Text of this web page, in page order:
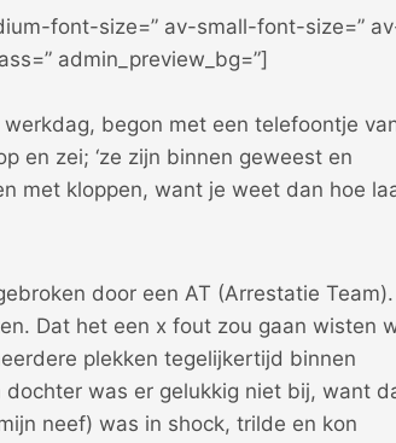
font-size=” av-small-font-size=”
admin_preview_bg=”]
begon met een telefoontje
en zei; ‘ze zijn binnen geweest en
met kloppen, want je weet dan hoe
door een AT (Arrestatie Team).
Dat het een x fout zou gaan wisten
plekken tegelijkertijd binnen
was er gelukkig niet bij, want
neef) was in shock, trilde en kon